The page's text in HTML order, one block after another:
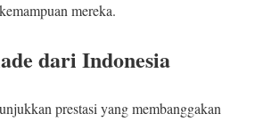
mereka.
dari Indonesia
prestasi yang membanggakan